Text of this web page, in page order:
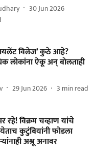
30 Jun 2026
विलेज’ कुठे आहे?
लोकांना ऐकू अन् बोलताही
29 Jun 2026 3 min read
रहे! विक्रम चव्हाण यांचे
येताच कुटुंबियांनी फोडला
अश्रू अनावर